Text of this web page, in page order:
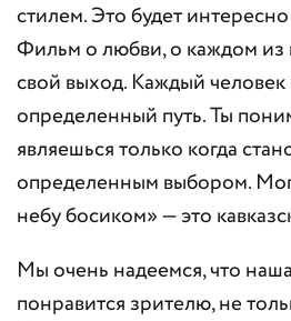
стилем. Это будет
Фильм о любви, о каждом из
свой выход. Каждый человек
определенный путь. Ты
являешься только когда
определенным выбором.
небу босиком» — это
Мы очень надеемся, что
понравится зрителю, не